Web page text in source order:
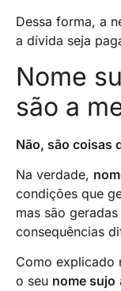
Dessa forma, a
a dívida seja
Nome
são a
Não, são coisas
Na verdade,
condições que
mas são
consequências
Como explicado
o seu nome sujo